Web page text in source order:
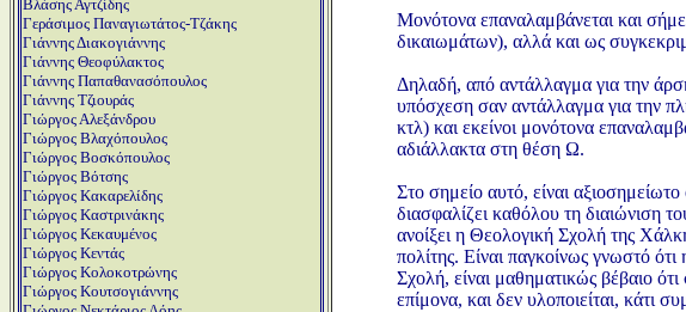
Βλάσης Αγτζίδης
Γεράσιμος Παναγιωτάτος-Τζάκης
Γιάννης Διακογιάννης
Γιάννης Θεοφύλακτος
Γιάννης Παπαθανασόπουλος
Γιάννης Τζιουράς
Γιώργος Αλεξάνδρου
Γιώργος Βλαχόπουλος
Γιώργος Βοσκόπουλος
Γιώργος Βότσης
Γιώργος Κακαρελίδης
Γιώργος Καστρινάκης
Γιώργος Κεκαυμένος
Γιώργος Κεντάς
Γιώργος Κολοκοτρώνης
Γιώργος Κουτσογιάννης
Μονότονα επαναλαμβάνεται και
δικαιωμάτων), αλλά και ως
Δηλαδή, από αντάλλαγμα για την
υπόσχεση σαν αντάλλαγμα για την
κτλ) και εκείνοι μονότονα
αδιάλλακτα στη θέση Ω.
Στο σημείο αυτό, είναι
διασφαλίζει καθόλου τη διαιώνιση
ανοίξει η Θεολογική Σχολή της
πολίτης. Είναι παγκοίνως γνωστό
Σχολή, είναι μαθηματικώς βέβαιο
επίμονα, και δεν υλοποιείται, κάτι